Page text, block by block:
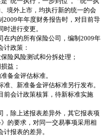
境外上市，均执行新的统一的会
2009年年度财务报告时，对目前导
进行变更。
内的所有保险公司，编制2009年
计政策：
风险测试和分拆处理；
益；
金评估标准。
、新准备金评估标准另行发布。
前会计政策核算，待新标准实施
除上述报表差异外，其它报表项
的要求，对同一交易事项采用相
报表的差异。